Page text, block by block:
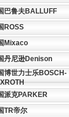
巴鲁夫BALLUFF
ROSS
Mixaco
丹尼逊Denison
博世力士乐BOSCH-
派克PARKER
TR帝尔